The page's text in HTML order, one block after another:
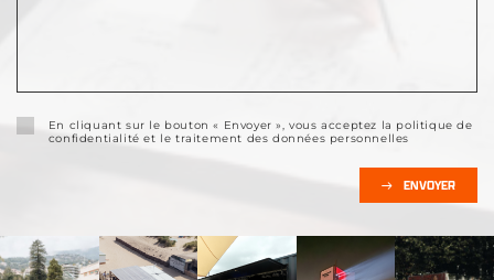
En cliquant sur le bouton « Envoyer », vous acceptez la politique de
confidentialité et le traitement des données personnelles
ENVOYER